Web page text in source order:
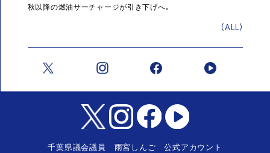
秋以降の燃油サーチャージが引き下げへ。
(ALL)
千葉県議会議員 雨宮しんご 公式アカウント